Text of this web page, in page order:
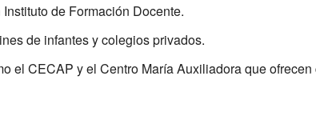
de Formación Docente.
de infantes y colegios privados.
el CECAP y el Centro María Auxiliadora que